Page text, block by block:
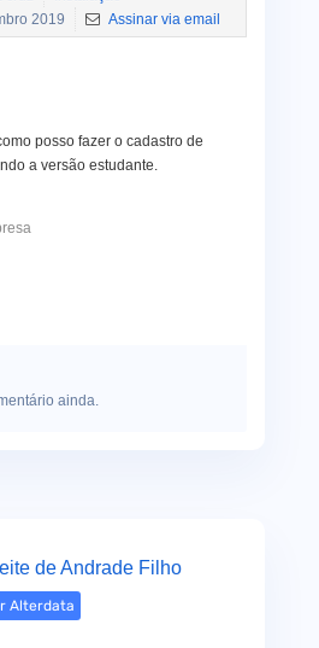
2019
Assinar via email
posso fazer o cadastro de
a versão estudante.
ainda.
de Andrade Filho
Alterdata